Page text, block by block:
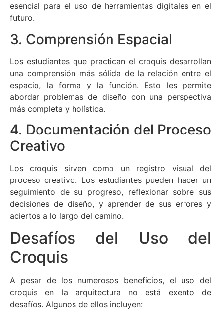
esencial para el uso de herramientas digitales en el
futuro.
3. Comprensión Espacial
Los estudiantes que practican el croquis desarrollan
una comprensión más sólida de la relación entre el
espacio, la forma y la función. Esto les permite
abordar problemas de diseño con una perspectiva
más completa y holística.
4. Documentación del Proceso
Creativo
Los croquis sirven como un registro visual del
proceso creativo. Los estudiantes pueden hacer un
seguimiento de su progreso, reflexionar sobre sus
decisiones de diseño, y aprender de sus errores y
aciertos a lo largo del camino.
Desafíos del Uso del
Croquis
A pesar de los numerosos beneficios, el uso del
croquis en la arquitectura no está exento de
desafíos. Algunos de ellos incluyen: